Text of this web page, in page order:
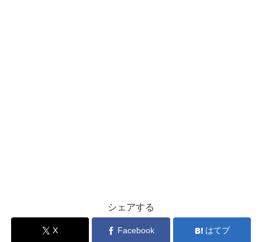
シェアする
X Facebook はてブ